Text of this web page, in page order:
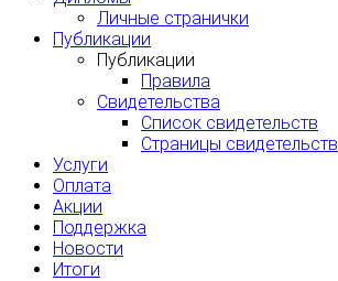
Личные странички
Публикации
Публикации
Правила
Свидетельства
Список свидетельств
Страницы свидетельств
Услуги
Оплата
Акции
Поддержка
Новости
Итоги